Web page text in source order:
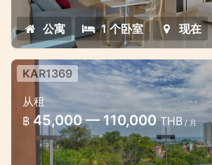
公寓 1 个卧室 现在
别致的公寓工作室金
卡伦海景时尚公寓工作室
KAR1369
从租
฿ 45,000 — 110,000THB/ 月